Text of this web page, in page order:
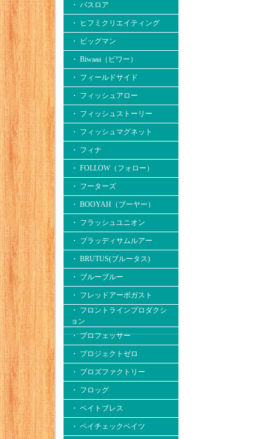
・ バスロア
・ ヒフミクリエイティング
・ ビッグマン
・ Biwaaa（ビワー）
・ フィールドサイド
・ フィッシュアロー
・ フィッシュストーリー
・ フィッシュマグネット
・ フィナ
・ FOLLOW（フォロー）
・ フーターズ
・ BOOYAH（ブーヤー）
・ フラッシュユニオン
・ ブラッディサムルアー
・ BRUTUS(ブルータス)
・ ブルーブルー
・ フレッドアーボガスト
・ フロントラインプロダクシ
ョン
・ プロフェッサー
・ プロジェクトゼロ
・ プロズファクトリー
・ フロッグ
・ ベイトブレス
・ ペイチェックベイツ